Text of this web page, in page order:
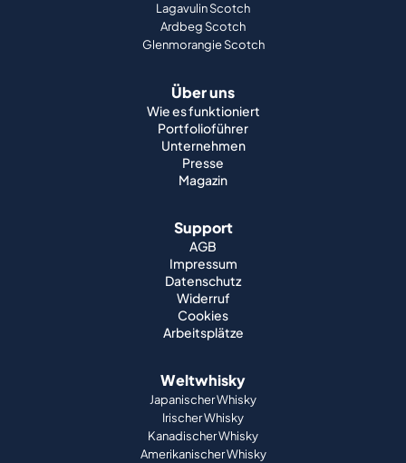
Lagavulin Scotch
Ardbeg Scotch
Glenmorangie Scotch
Über uns
Wie es funktioniert
Portfolioführer
Unternehmen
Presse
Magazin
Support
AGB
Impressum
Datenschutz
Widerruf
Cookies
Arbeitsplätze
Weltwhisky
Japanischer Whisky
Irischer Whisky
Kanadischer Whisky
Amerikanischer Whisky